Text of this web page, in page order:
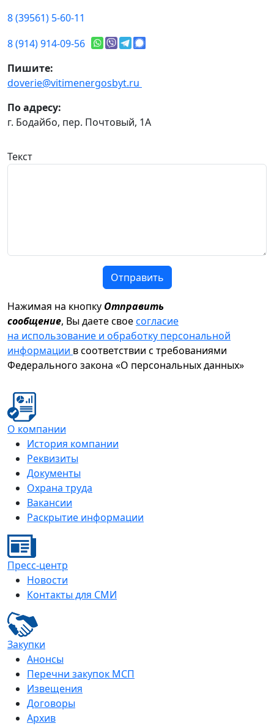
8 (39561) 5-60-11
8 (914) 914-09-56
Пишите:
doverie@vitimenergosbyt.ru
По адресу:
г. Бодайбо, пер. Почтовый, 1А
Текст
Отправить
Нажимая на кнопку Отправить
сообщение, Вы даете своесогласие
на использование и обработку персональной
информации в соответствии с требованиями
Федерального закона «О персональных данных»
О компании
История компании
Реквизиты
Документы
Охрана труда
Вакансии
Раскрытие информации
Пресс-центр
Новости
Контакты для СМИ
Закупки
Анонсы
Перечни закупок МСП
Извещения
Договоры
Архив